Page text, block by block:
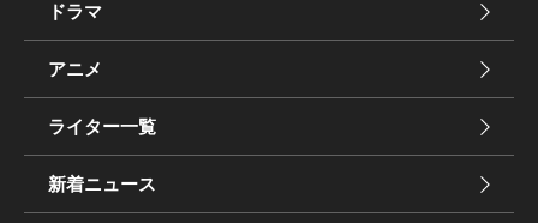
ドラマ
アニメ
ライター一覧
新着ニュース